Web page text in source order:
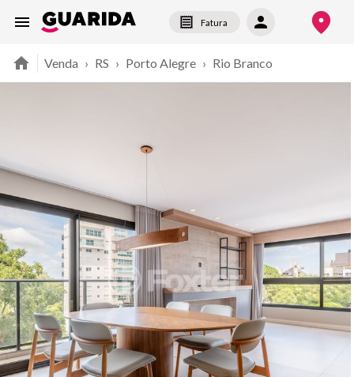
Fatura
Venda › RS › Porto Alegre › Rio Branco